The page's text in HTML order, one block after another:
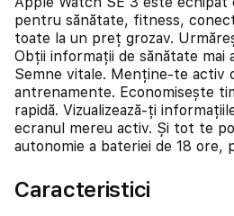
pentru sănătate, fitness,
toate la un preț grozav.
Obții informații de sănătate mai
Semne vitale. Menține-te activ
antrenamente. Economisește
rapidă. Vizualizează-ți
ecranul mereu activ. Și tot te
autonomie a bateriei de 18 ore,
Caracteristici